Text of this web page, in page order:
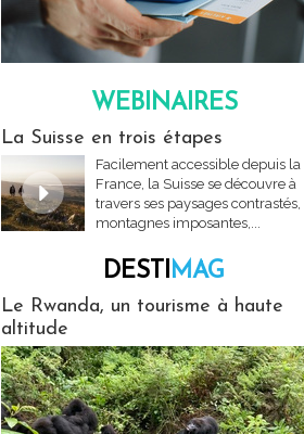
WEBINAIRES
La Suisse en trois étapes
Facilement accessible depuis la
France, la Suisse se découvre à
travers ses paysages contrastés,
montagnes imposantes,...
DESTIMAG
Le Rwanda, un tourisme à haute
altitude